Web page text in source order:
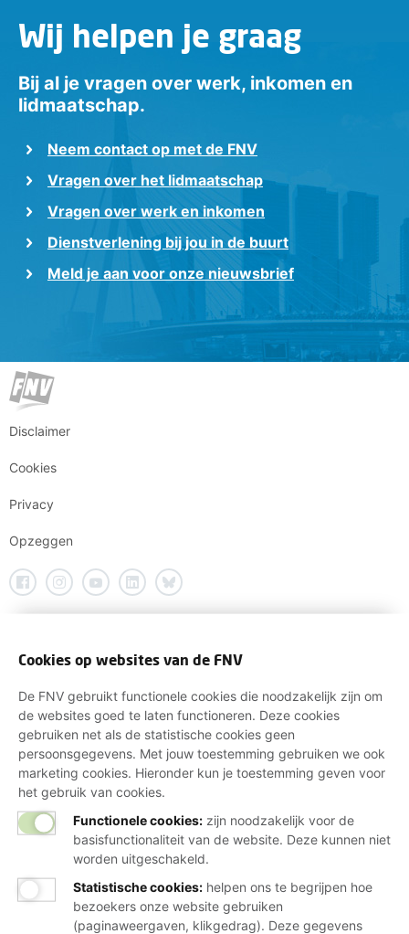
Wij helpen je graag
Bij al je vragen over werk, inkomen en
lidmaatschap.
Neem contact op met de FNV
Vragen over het lidmaatschap
Vragen over werk en inkomen
Dienstverlening bij jou in de buurt
Meld je aan voor onze nieuwsbrief
Disclaimer
Cookies
Privacy
Opzeggen
Cookies op websites van de FNV
De FNV gebruikt functionele cookies die noodzakelijk zijn om
de websites goed te laten functioneren. Deze cookies
gebruiken net als de statistische cookies geen
persoonsgegevens. Met jouw toestemming gebruiken we ook
marketing cookies. Hieronder kun je toestemming geven voor
het gebruik van cookies.
Functionele cookies: zijn noodzakelijk voor de
basisfunctionaliteit van de website. Deze kunnen niet
worden uitgeschakeld.
Statistische cookies: helpen ons te begrijpen hoe
bezoekers onze website gebruiken
(paginaweergaven, klikgedrag). Deze gegevens